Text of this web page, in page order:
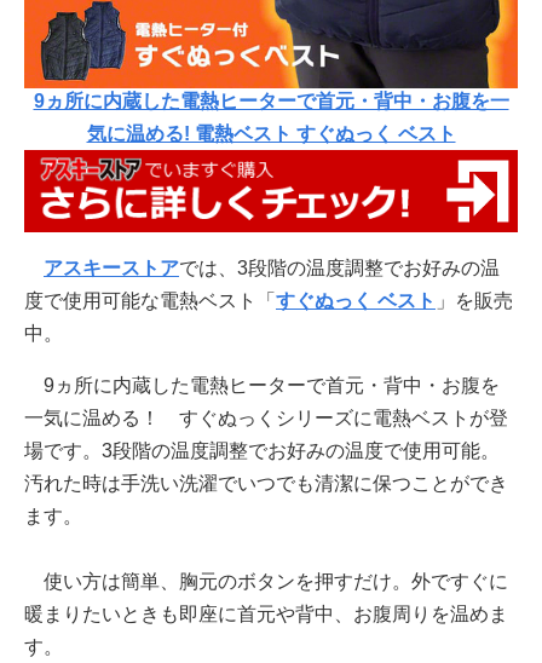
9ヵ所に内蔵した電熱ヒーターで首元・背中・お腹を一
気に温める! 電熱ベスト すぐぬっく ベスト
アスキーストアでは、3段階の温度調整でお好みの温
度で使用可能な電熱ベスト「 すぐぬっく ベスト 」を販売
中。
9ヵ所に内蔵した電熱ヒーターで首元・背中・お腹を
一気に温める！ すぐぬっくシリーズに電熱ベストが登
場です。3段階の温度調整でお好みの温度で使用可能。
汚れた時は手洗い洗濯でいつでも清潔に保つことができ
ます。
使い方は簡単、胸元のボタンを押すだけ。外ですぐに
暖まりたいときも即座に首元や背中、お腹周りを温めま
す。